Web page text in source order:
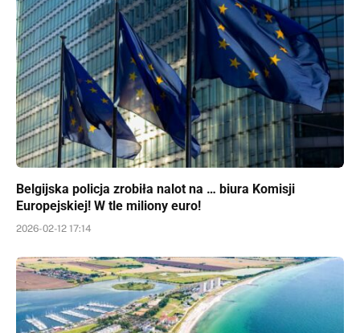
Belgijska policja zrobiła nalot na … biura Komisji
Europejskiej! W tle miliony euro!
2026-02-12 17:14